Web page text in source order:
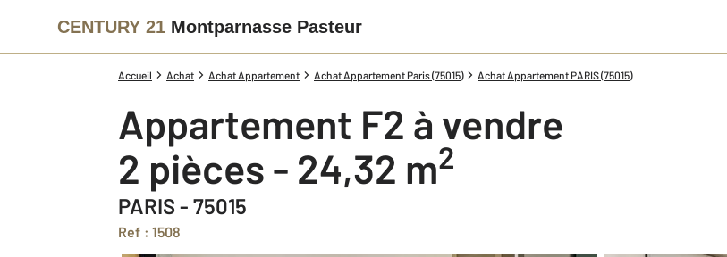
CENTURY 21 Montparnasse Pasteur
Accueil Achat Achat Appartement Achat Appartement Paris (75015) Achat Appartement PARIS (75015)
Appartement F2 à vendre
2 pièces - 24,32 m2
PARIS - 75015
Ref : 1508